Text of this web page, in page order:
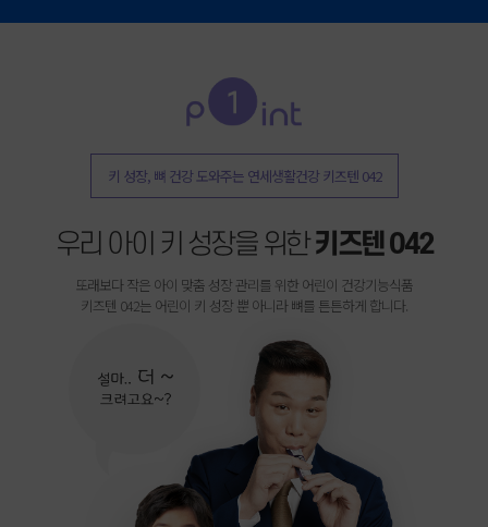
키 성장, 뼈 건강 도와주는 연세생활건강 키즈텐 042
우리 아이 키 성장을 위한키즈텐 042
또래보다 작은 아이 맞춤 성장 관리를 위한 어린이 건강기능식품
키즈텐 042는 어린이 키 성장 뿐 아니라 뼈를 튼튼하게 합니다.